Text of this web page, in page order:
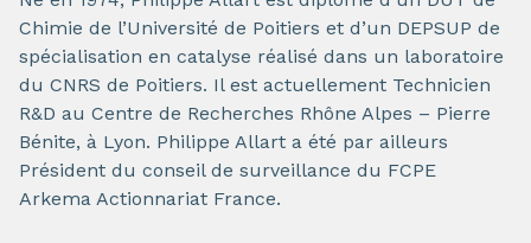
Chimie de l’Université de Poitiers et d’un DEPSUP de
spécialisation en catalyse réalisé dans un laboratoire
du CNRS de Poitiers. Il est actuellement Technicien
R&D au Centre de Recherches Rhône Alpes – Pierre
Bénite, à Lyon. Philippe Allart a été par ailleurs
Président du conseil de surveillance du FCPE
Arkema Actionnariat France.